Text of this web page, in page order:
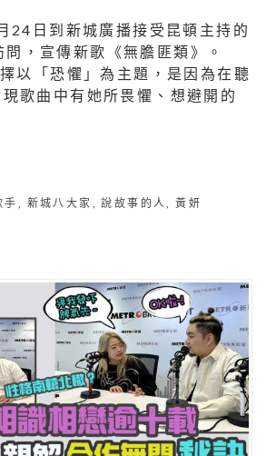
24日到新城廣播接受昆頓主持的
問，宣傳新歌《無膽匪類》。
以「恐懼」為主題，是因為在聽
歌曲中有她所畏懼、想避開的
手 新城八大家 ,說故事的人 ,黃妍